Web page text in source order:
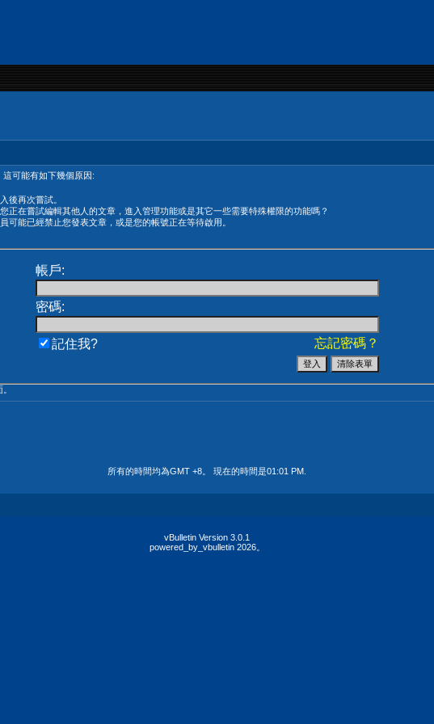
可能有如下幾個原因:
後再次嘗試。
正在嘗試編輯其他人的文章，進入管理功能或是其它一些需要特殊權限的功能嗎？
可能已經禁止您發表文章，或是您的帳號正在等待啟用。
帳戶:
密碼:
忘記密碼？
記住我?
所有的時間均為GMT +8。 現在的時間是01:01 PM
vBulletin Version 3.0.1
powered_by_vbulletin 2026。